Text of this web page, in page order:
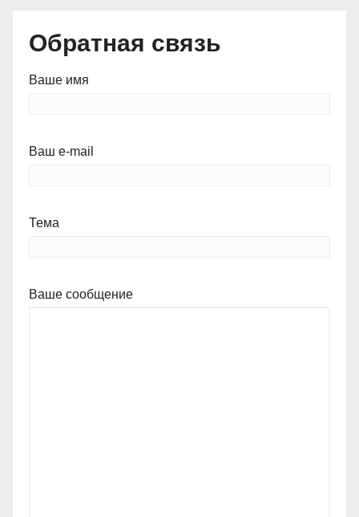
Обратная связь
Ваше имя
Ваш e-mail
Тема
Ваше сообщение